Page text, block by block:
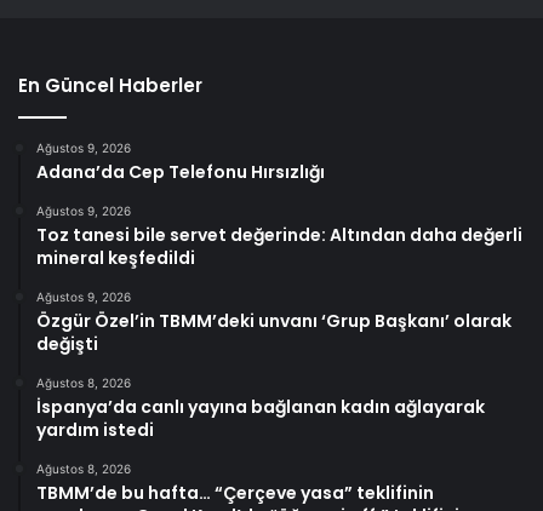
En Güncel Haberler
Ağustos 9, 2026
Adana’da Cep Telefonu Hırsızlığı
Ağustos 9, 2026
Toz tanesi bile servet değerinde: Altından daha değerli
mineral keşfedildi
Ağustos 9, 2026
Özgür Özel’in TBMM’deki unvanı ‘Grup Başkanı’ olarak
değişti
Ağustos 8, 2026
İspanya’da canlı yayına bağlanan kadın ağlayarak
yardım istedi
Ağustos 8, 2026
TBMM’de bu hafta… “Çerçeve yasa” teklifinin